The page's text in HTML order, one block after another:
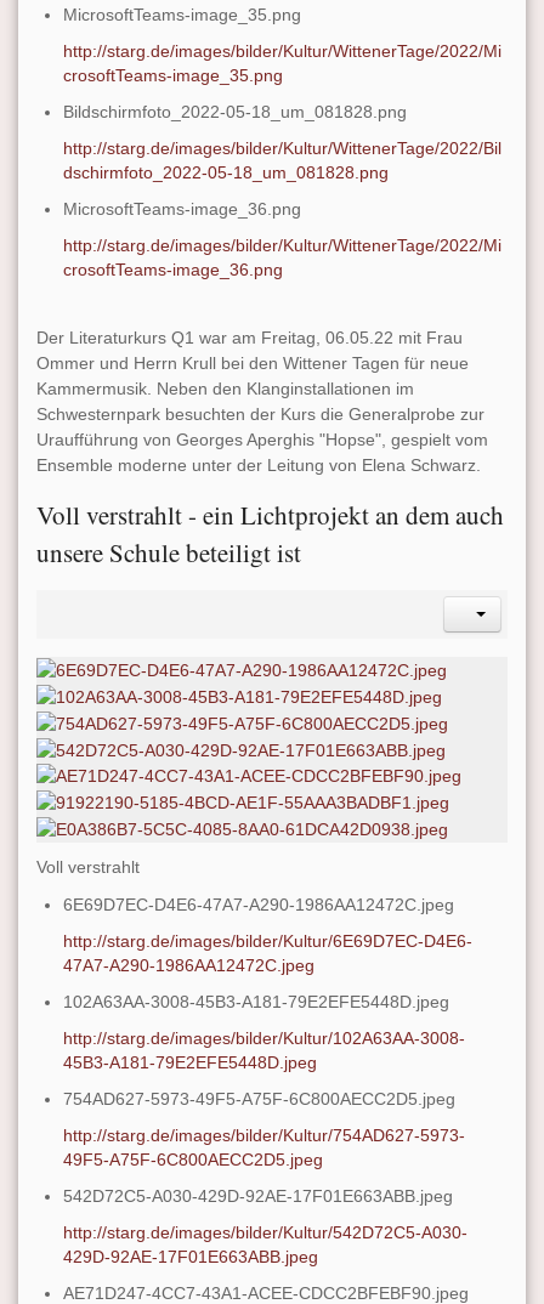
MicrosoftTeams-image_35.png
http://starg.de/images/bilder/Kultur/WittenerTage/2022/Mi
crosoftTeams-image_35.png
Bildschirmfoto_2022-05-18_um_081828.png
http://starg.de/images/bilder/Kultur/WittenerTage/2022/Bil
dschirmfoto_2022-05-18_um_081828.png
MicrosoftTeams-image_36.png
http://starg.de/images/bilder/Kultur/WittenerTage/2022/Mi
crosoftTeams-image_36.png
Der Literaturkurs Q1 war am Freitag, 06.05.22 mit Frau
Ommer und Herrn Krull bei den Wittener Tagen für neue
Kammermusik. Neben den Klanginstallationen im
Schwesternpark besuchten der Kurs die Generalprobe zur
Uraufführung von Georges Aperghis "Hopse", gespielt vom
Ensemble moderne unter der Leitung von Elena Schwarz.
Voll verstrahlt - ein Lichtprojekt an dem auch
unsere Schule beteiligt ist
Voll verstrahlt
6E69D7EC-D4E6-47A7-A290-1986AA12472C.jpeg
http://starg.de/images/bilder/Kultur/6E69D7EC-D4E6-
47A7-A290-1986AA12472C.jpeg
102A63AA-3008-45B3-A181-79E2EFE5448D.jpeg
http://starg.de/images/bilder/Kultur/102A63AA-3008-
45B3-A181-79E2EFE5448D.jpeg
754AD627-5973-49F5-A75F-6C800AECC2D5.jpeg
http://starg.de/images/bilder/Kultur/754AD627-5973-
49F5-A75F-6C800AECC2D5.jpeg
542D72C5-A030-429D-92AE-17F01E663ABB.jpeg
http://starg.de/images/bilder/Kultur/542D72C5-A030-
429D-92AE-17F01E663ABB.jpeg
AE71D247-4CC7-43A1-ACEE-CDCC2BFEBF90.jpeg